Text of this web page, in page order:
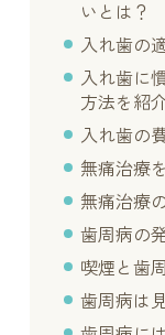
いとは？
入れ歯の
入れ歯に
方法を紹
入れ歯の
無痛治療
無痛治療
歯周病の
喫煙と歯
歯周病は